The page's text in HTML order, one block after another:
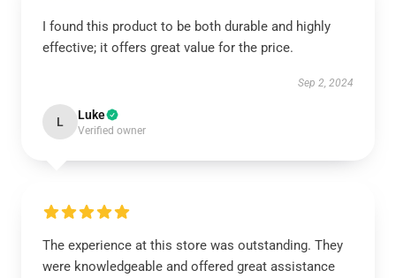
I found this product to be both durable and highly
effective; it offers great value for the price.
Sep 2, 2024
L Luke
Verified owner
The experience at this store was outstanding. They
were knowledgeable and offered great assistance